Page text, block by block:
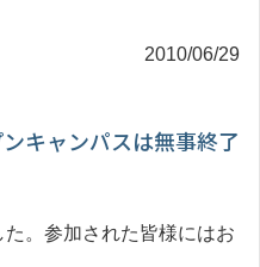
2010/06/29
キャンパスは無事終了
。参加された皆様にはお